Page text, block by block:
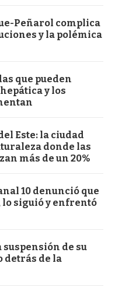
Peñarol complica
y la polémica
que pueden
y los
Este: la ciudad
donde las
más de un 20%
10 denunció que
siguió y enfrentó
de su
detrás de la